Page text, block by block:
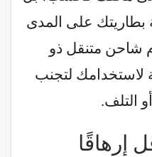
على المدى
شاحن متنقل ذو
لاستخدامك لتجنب
التلف.
إرهاقًا